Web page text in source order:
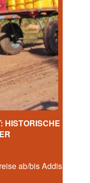
HISTORISCHE
ab/bis Addis